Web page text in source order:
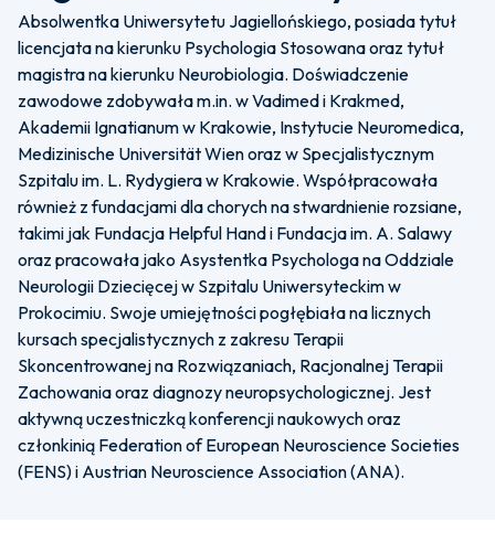
Absolwentka Uniwersytetu Jagiellońskiego, posiada tytuł
licencjata na kierunku Psychologia Stosowana oraz tytuł
magistra na kierunku Neurobiologia. Doświadczenie
zawodowe zdobywała m.in. w Vadimed i Krakmed,
Akademii Ignatianum w Krakowie, Instytucie Neuromedica,
Medizinische Universität Wien oraz w Specjalistycznym
Szpitalu im. L. Rydygiera w Krakowie. Współpracowała
również z fundacjami dla chorych na stwardnienie rozsiane,
takimi jak Fundacja Helpful Hand i Fundacja im. A. Salawy
oraz pracowała jako Asystentka Psychologa na Oddziale
Neurologii Dziecięcej w Szpitalu Uniwersyteckim w
Prokocimiu. Swoje umiejętności pogłębiała na licznych
kursach specjalistycznych z zakresu Terapii
Skoncentrowanej na Rozwiązaniach, Racjonalnej Terapii
Zachowania oraz diagnozy neuropsychologicznej. Jest
aktywną uczestniczką konferencji naukowych oraz
członkinią Federation of European Neuroscience Societies
(FENS) i Austrian Neuroscience Association (ANA).